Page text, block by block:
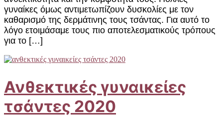
γυναίκες όμως αντιμετωπίζουν δυσκολίες με τον
καθαρισμό της δερμάτινης τους τσάντας. Για αυτό το
λόγο ετοιμάσαμε τους πιο αποτελεσματικούς τρόπους
για το […]
Ανθεκτικές γυναικείες
τσάντες 2020